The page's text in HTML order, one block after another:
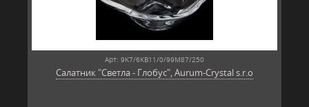
Арт: 9K7/6KB11/0/99M87/250
Салатник "Светла - Глобус", Aurum-Crystal s.r.o